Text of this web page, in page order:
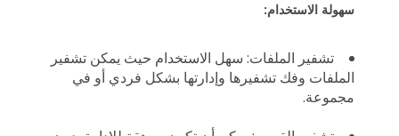
سهولة الاستخدام:
تشفير الملفات: سهل الاستخدام حيث يمكن تشفير
الملفات وفك تشفيرها وإدارتها بشكل فردي أو في
مجموعة.